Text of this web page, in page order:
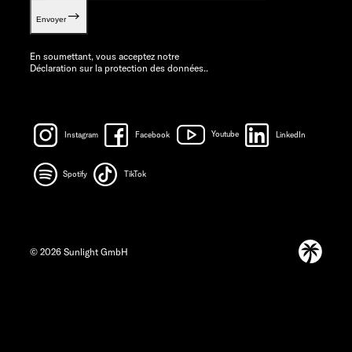
Envoyer
En soumettant, vous acceptez notre
Déclaration sur la protection des données..
Instagram Facebook Youtube LinkedIn
Spotify TikTok
© 2026 Sunlight GmbH